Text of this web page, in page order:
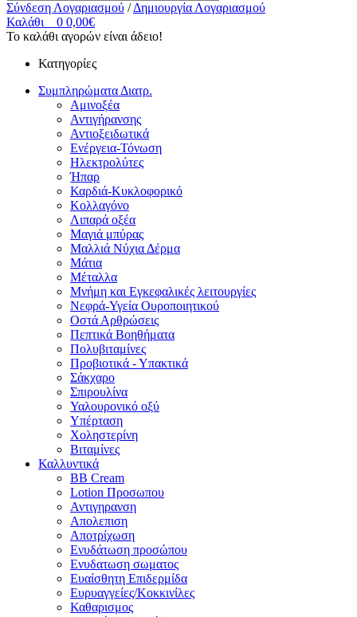
Σύνδεση Λογαριασμού / Δημιουργία Λογαριασμού
Καλάθι
0 0,00€
Το καλάθι αγορών είναι άδειο!
Κατηγορίες
Συμπληρώματα Διατρ.
Αμινοξέα
Αντιγήρανσης
Αντιοξειδωτικά
Ενέργεια-Τόνωση
Ηλεκτρολύτες
Ήπαρ
Καρδιά-Κυκλοφορικό
Κολλαγόνο
Λιπαρά οξέα
Μαγιά μπύρας
Μαλλιά Νύχια Δέρμα
Μάτια
Μέταλλα
Μνήμη και Εγκεφαλικές λειτουργίες
Νεφρά-Υγεία Ουροποιητικού
Οστά Αρθρώσεις
Πεπτικά Βοηθήματα
Πολυβιταμίνες
Προβιοτικά - Υπακτικά
Σάκχαρο
Σπιρουλίνα
Υαλουρονικό οξύ
Υπέρταση
Χοληστερίνη
Βιταμίνες
Καλλυντικά
BB Cream
Lotion Προσωπου
Αντιγηρανση
Απολεπιση
Αποτρίχωση
Ενυδάτωση προσώπου
Ενυδατωση σωματος
Ευαίσθητη Επιδερμίδα
Ευρυαγγείες/Κοκκινίλες
Καθαρισμος